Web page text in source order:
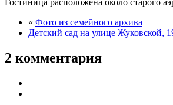
« Фото из семейного архива
Детский сад на улице Жуковской,
2 комментария